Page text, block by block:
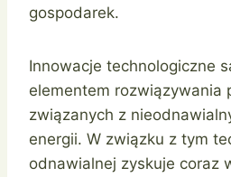
gospodarek.
Innowacje technologiczne
elementem rozwiązywania
związanych z
energii. W związku z tym
odnawialnej zyskuje coraz